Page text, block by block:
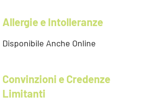
Allergie e Intolleranze
Disponibile Anche Online
Convinzioni e Credenze
Limitanti